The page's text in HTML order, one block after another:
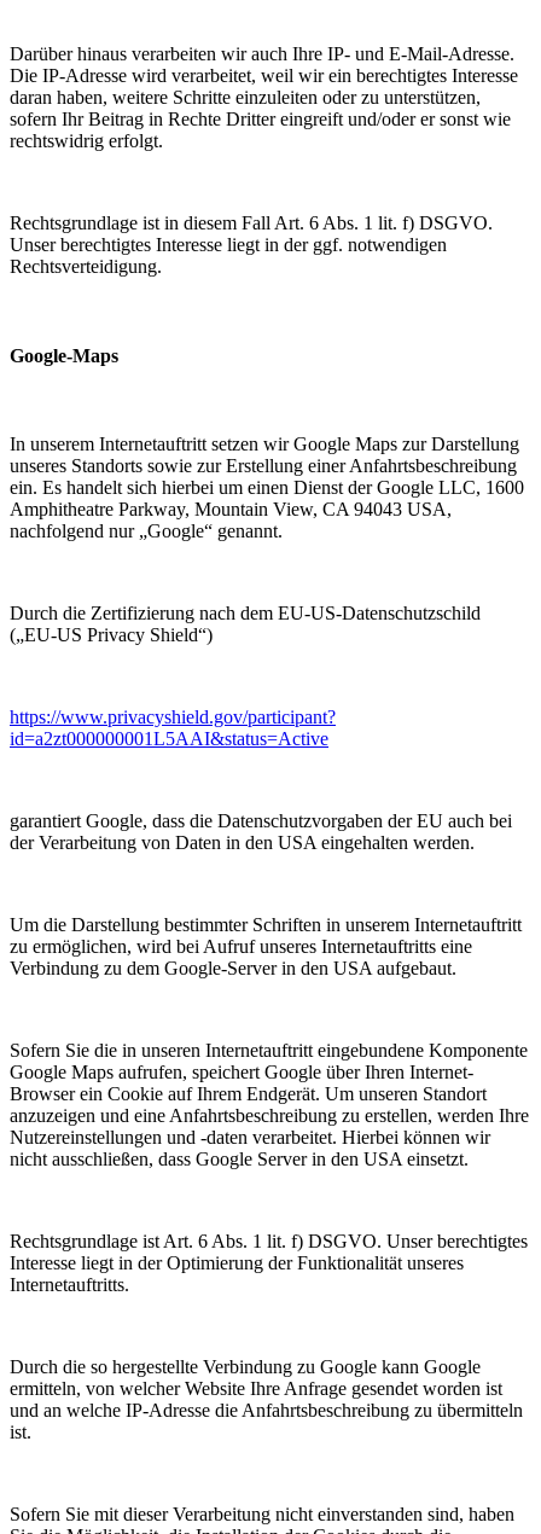
Darüber hinaus verarbeiten wir auch Ihre IP- und E-Mail-Adresse.
Die IP-Adresse wird verarbeitet, weil wir ein berechtigtes Interesse
daran haben, weitere Schritte einzuleiten oder zu unterstützen,
sofern Ihr Beitrag in Rechte Dritter eingreift und/oder er sonst wie
rechtswidrig erfolgt.
Rechtsgrundlage ist in diesem Fall Art. 6 Abs. 1 lit. f) DSGVO.
Unser berechtigtes Interesse liegt in der ggf. notwendigen
Rechtsverteidigung.
Google-Maps
In unserem Internetauftritt setzen wir Google Maps zur Darstellung
unseres Standorts sowie zur Erstellung einer Anfahrtsbeschreibung
ein. Es handelt sich hierbei um einen Dienst der Google LLC, 1600
Amphitheatre Parkway, Mountain View, CA 94043 USA,
nachfolgend nur „Google“ genannt.
Durch die Zertifizierung nach dem EU-US-Datenschutzschild
(„EU-US Privacy Shield“)
https://www.privacyshield.gov/participant?
id=a2zt000000001L5AAI&status=Active
garantiert Google, dass die Datenschutzvorgaben der EU auch bei
der Verarbeitung von Daten in den USA eingehalten werden.
Um die Darstellung bestimmter Schriften in unserem Internetauftritt
zu ermöglichen, wird bei Aufruf unseres Internetauftritts eine
Verbindung zu dem Google-Server in den USA aufgebaut.
Sofern Sie die in unseren Internetauftritt eingebundene Komponente
Google Maps aufrufen, speichert Google über Ihren Internet-
Browser ein Cookie auf Ihrem Endgerät. Um unseren Standort
anzuzeigen und eine Anfahrtsbeschreibung zu erstellen, werden Ihre
Nutzereinstellungen und -daten verarbeitet. Hierbei können wir
nicht ausschließen, dass Google Server in den USA einsetzt.
Rechtsgrundlage ist Art. 6 Abs. 1 lit. f) DSGVO. Unser berechtigtes
Interesse liegt in der Optimierung der Funktionalität unseres
Internetauftritts.
Durch die so hergestellte Verbindung zu Google kann Google
ermitteln, von welcher Website Ihre Anfrage gesendet worden ist
und an welche IP-Adresse die Anfahrtsbeschreibung zu übermitteln
ist.
Sofern Sie mit dieser Verarbeitung nicht einverstanden sind, haben